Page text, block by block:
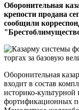
Оборонительная
крепости продана
сообщили
Оборонительная
входит в состав
историко-
фортификационных